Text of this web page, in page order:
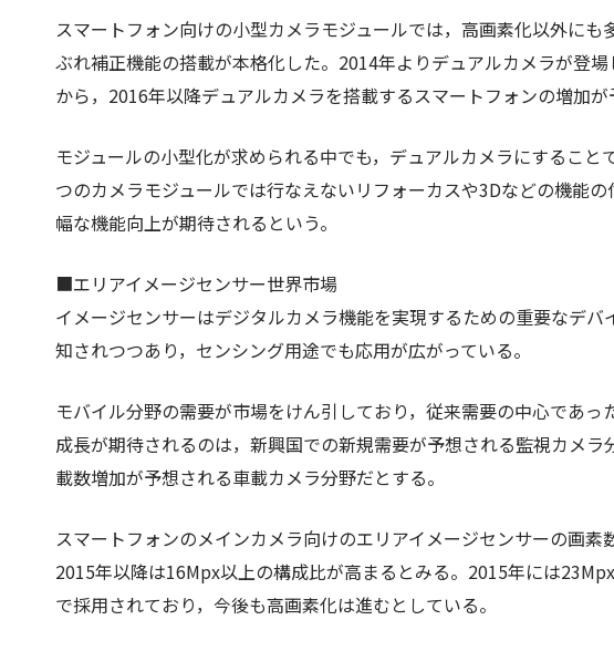
スマートフォン向けの小型カメラモジュールでは，高画素化以外に
ぶれ補正機能の搭載が本格化した。2014年よりデュアルカメラが登
から，2016年以降デュアルカメラを搭載するスマートフォンの増加が
モジュールの小型化が求められる中でも，デュアルカメラにするこ
つのカメラモジュールでは行なえないリフォーカスや3Dなどの機能
幅な機能向上が期待されるという。
■エリアイメージセンサー世界市場
イメージセンサーはデジタルカメラ機能を実現するための重要なデ
知されつつあり，センシング用途でも応用が広がっている。
モバイル分野の需要が市場をけん引しており，従来需要の中心であ
成長が期待されるのは，新興国での新規需要が予想される監視カメ
載数増加が予想される車載カメラ分野だとする。
スマートフォンのメインカメラ向けのエリアイメージセンサーの画素
2015年以降は16Mpx以上の構成比が高まるとみる。2015年には
で採用されており，今後も高画素化は進むとしている。